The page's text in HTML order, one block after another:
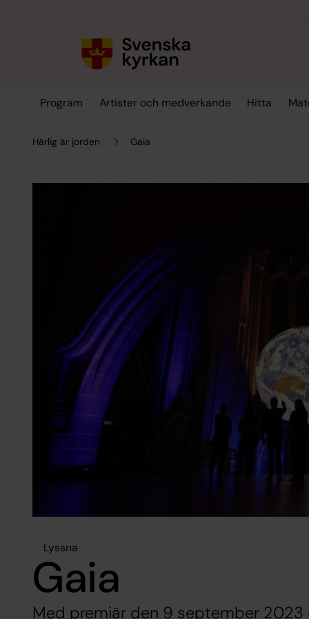
Program Artister och medverkande Hitta
Härlig är jorden Gaia
Lyssna
Gaia
Med premiär den 9 september 2023